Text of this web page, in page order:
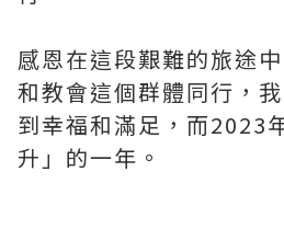
感恩在這段艱難的旅途
和教會這個群體同行，
到幸福和滿足，而2023
升」的一年。